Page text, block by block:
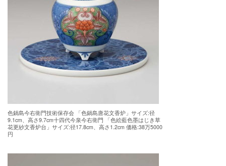
色鍋島今右衛門技術保存会 「色鍋島唐花文香炉」サイズ:径
9.1cm、高さ9.7cm十四代今泉今右衛門 「色絵藍色墨はじき草
花更紗文香炉台」サイズ:径17.8cm、高さ1.2cm 価格:38万5000
円